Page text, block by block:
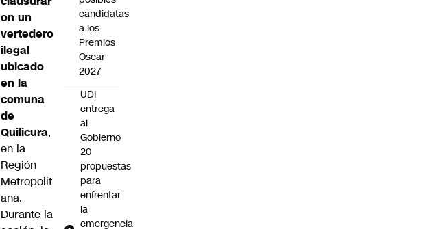
on un
vertedero
ilegal
ubicado
en la
comuna
de
Quilicura,
en la
Región
Metropolit
ana.
Durante la
candidatas
a los
Premios
Oscar
2027
UDI
entrega
al
Gobierno
20
propuestas
para
enfrentar
la
emergencia